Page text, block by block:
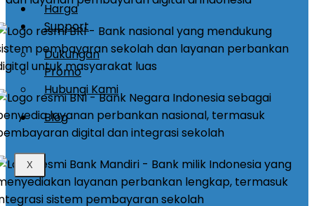
Harga
Support
Dukungan
Promo
Hubungi Kami
Blog
X